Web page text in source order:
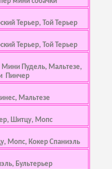
Терьер, Той Терьер
Терьер, Той Терьер
Мини Пудель, Мальтезе,
Пинчер
Мальтезе
Шитцу, Мопс
Мопс, Кокер Спаниэль
Бультерьер